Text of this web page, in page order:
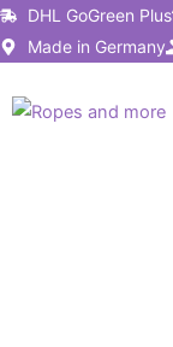
Zum
Inhalt
DHL GoGreen Plus
Made in Germany